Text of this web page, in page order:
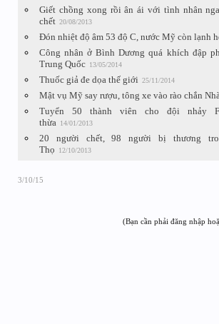
Giết chồng xong rồi ân ái với tình nhân
chết 20/08/2013
Đón nhiệt độ âm 53 độ C, nước Mỹ còn lạnh
Công nhân ở Bình Dương quá khích đập
Trung Quốc 13/05/2014
Thuốc giả đe dọa thế giới 25/11/2014
Mật vụ Mỹ say rượu, tông xe vào rào chắn
Tuyển 50 thành viên cho đội nhảy
thừa 14/01/2013
20 người chết, 98 người bị thương
Thọ
12/10/2013
3/10/15
(Bạn cần phải đăng nhập